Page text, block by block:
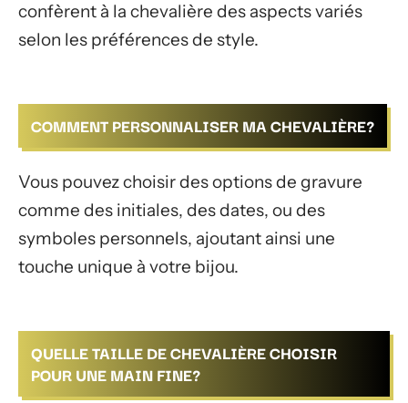
confèrent à la chevalière des aspects variés
selon les préférences de style.
COMMENT PERSONNALISER MA CHEVALIÈRE?
Vous pouvez choisir des options de gravure
comme des initiales, des dates, ou des
symboles personnels, ajoutant ainsi une
touche unique à votre bijou.
QUELLE TAILLE DE CHEVALIÈRE CHOISIR
POUR UNE MAIN FINE?